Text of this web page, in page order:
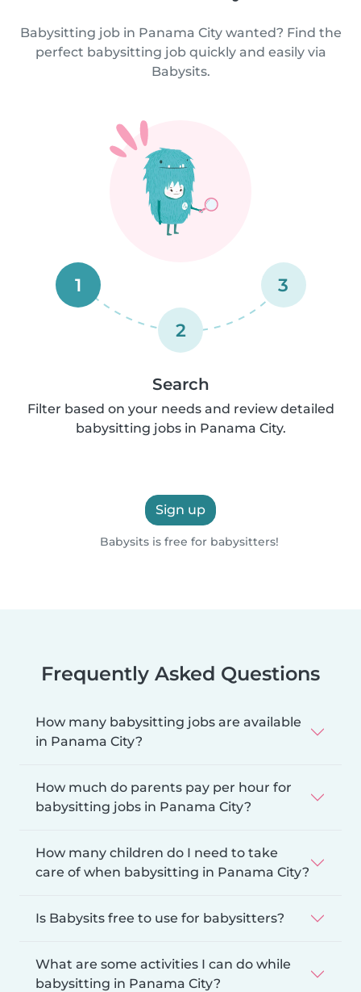
Babysitting job in Panama City wanted? Find the
perfect babysitting job quickly and easily via
Babysits.
1
2
3
Search
Filter based on your needs and review detailed
babysitting jobs in Panama City.
Sign up
Babysits is free for babysitters!
Frequently Asked Questions
How many babysitting jobs are available
in Panama City?
How much do parents pay per hour for
babysitting jobs in Panama City?
How many children do I need to take
care of when babysitting in Panama City?
Is Babysits free to use for babysitters?
What are some activities I can do while
babysitting in Panama City?